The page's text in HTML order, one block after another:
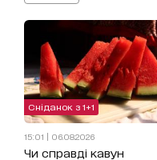
Сніданок з 1+1
15:01 | 06.08.2026
Чи справді кавун